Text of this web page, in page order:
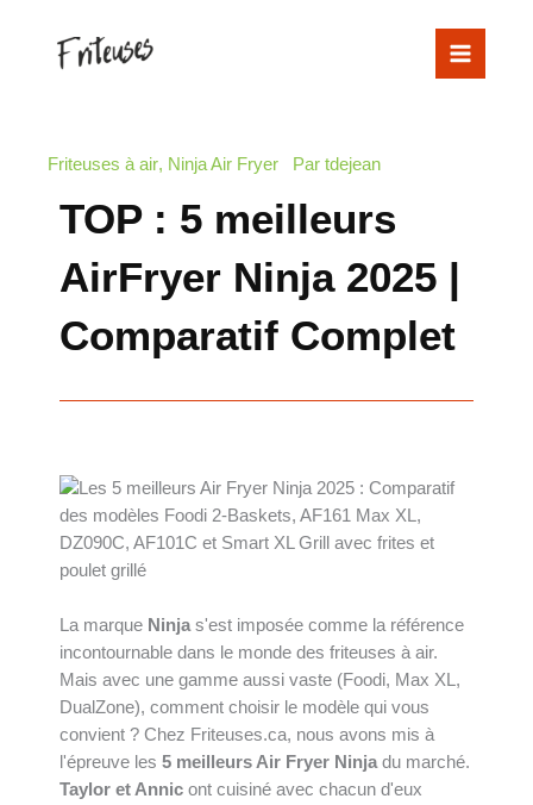
Friteuses à air, Ninja Air Fryer Par tdejean
TOP : 5 meilleurs
AirFryer Ninja 2025 |
Comparatif Complet
La marque Ninja s'est imposée comme la référence
incontournable dans le monde des friteuses à air.
Mais avec une gamme aussi vaste (Foodi, Max XL,
DualZone), comment choisir le modèle qui vous
convient ? Chez Friteuses.ca, nous avons mis à
l'épreuve les 5 meilleurs Air Fryer Ninja du marché.
Taylor et Annic ont cuisiné avec chacun d'eux